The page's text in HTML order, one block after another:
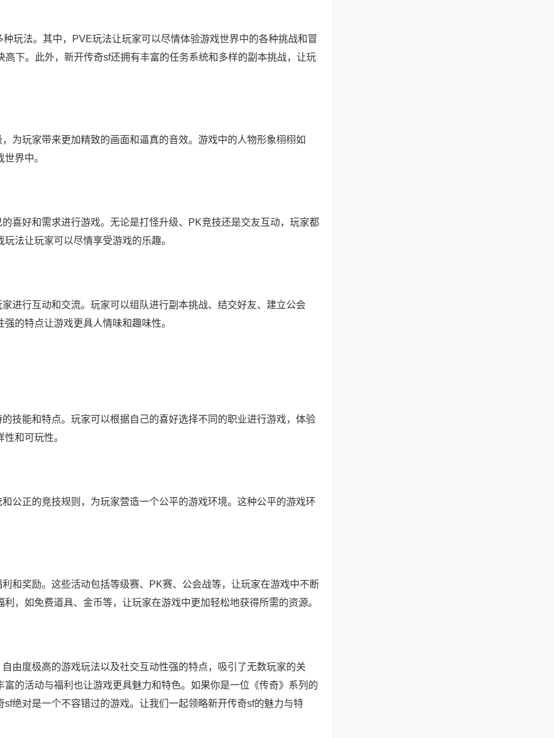
玩法。其中，PVE玩法让玩家可以尽情体验游戏世界中的各种挑战和冒
下。此外，新开传奇sf还拥有丰富的任务系统和多样的副本挑战，让玩
为玩家带来更加精致的画面和逼真的音效。游戏中的人物形象栩栩如
界中。
喜好和需求进行游戏。无论是打怪升级、PK竞技还是交友互动，玩家都
法让玩家可以尽情享受游戏的乐趣。
进行互动和交流。玩家可以组队进行副本挑战、结交好友、建立公会
的特点让游戏更具人情味和趣味性。
技能和特点。玩家可以根据自己的喜好选择不同的职业进行游戏，体验
和可玩性。
公正的竞技规则，为玩家营造一个公平的游戏环境。这种公平的游戏环
和奖励。这些活动包括等级赛、PK赛、公会战等，让玩家在游戏中不断
，如免费道具、金币等，让玩家在游戏中更加轻松地获得所需的资源。
由度极高的游戏玩法以及社交互动性强的特点，吸引了无数玩家的关
的活动与福利也让游戏更具魅力和特色。如果你是一位《传奇》系列的
绝对是一个不容错过的游戏。让我们一起领略新开传奇sf的魅力与特